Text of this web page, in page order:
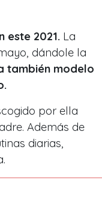
2021. La
dándole la
también modelo
por ella
Además de
diarias,